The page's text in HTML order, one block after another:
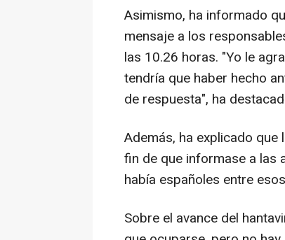
Asimismo, ha informado
mensaje a los
las 10.26 horas. "Yo le
tendría que haber hecho
de respuesta", ha
Además, ha explicado
fin de que informase a las
había españoles entre
Sobre el avance del